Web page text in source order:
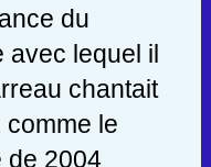
du
lequel il
chantait
le
de 2004